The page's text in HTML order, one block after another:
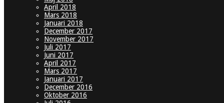
April 2018
Mars 2018
Januari 2018
December 2017
November 2017
Juli 2017
Juni 2017
April 2017
Mars 2017
Januari 2017
December 2016
Oktober 2016